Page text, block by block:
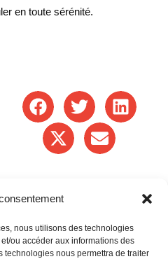
nous utilisons des technologies
ou accéder aux informations des
technologies nous permettra de traiter
en toute sérénité.
relatifs